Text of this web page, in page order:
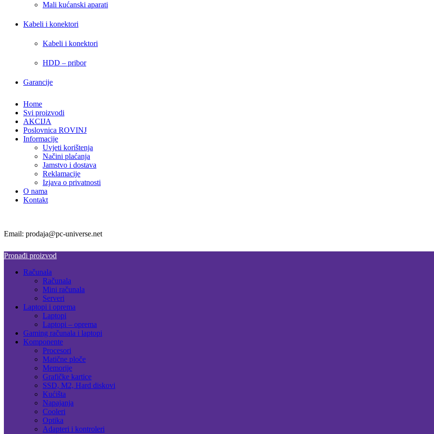
Mali kućanski aparati
Kabeli i konektori
Kabeli i konektori
HDD – pribor
Garancije
Home
Svi proizvodi
AKCIJA
Poslovnica ROVINJ
Informacije
Uvjeti korištenja
Načini plaćanja
Jamstvo i dostava
Reklamacije
Izjava o privatnosti
O nama
Kontakt
Email: prodaja@pc-universe.net
Pronađi proizvod
Računala
Računala
Mini računala
Serveri
Laptopi i oprema
Laptopi
Laptopi – oprema
Gaming računala i laptopi
Komponente
Procesori
Matične ploče
Memorije
Grafičke kartice
SSD, M2, Hard diskovi
Kućišta
Napajanja
Cooleri
Optika
Adapteri i kontroleri